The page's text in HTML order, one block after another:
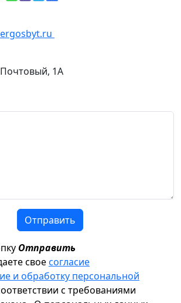
1А
Отправить
Отправить
своесогласие
и обработку персональной
с требованиями